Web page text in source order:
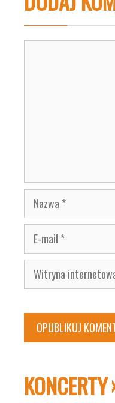
Nazwa
E-
mail
Witryna
internetowa
KONCERTY